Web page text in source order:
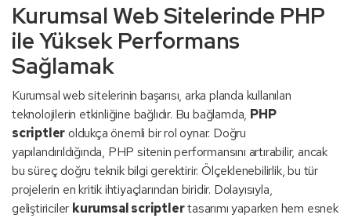
Kurumsal Web Sitelerinde PHP
ile Yüksek Performans
Sağlamak
Kurumsal web sitelerinin başarısı, arka planda kullanılan
teknolojilerin etkinliğine bağlıdır. Bu bağlamda, PHP
scriptleroldukça önemli bir rol oynar. Doğru
yapılandırıldığında, PHP sitenin performansını artırabilir, ancak
bu süreç doğru teknik bilgi gerektirir. Ölçeklenebilirlik, bu tür
projelerin en kritik ihtiyaçlarından biridir. Dolayısıyla,
geliştiriciler kurumsal scriptlertasarımı yaparken hem esnek